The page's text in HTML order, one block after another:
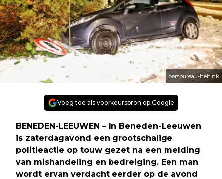
persbureau-heitink
Voeg toe als voorkeursbron op Google
BENEDEN-LEEUWEN – In Beneden-Leeuwen
is zaterdagavond een grootschalige
politieactie op touw gezet na een melding
van mishandeling en bedreiging. Een man
wordt ervan verdacht eerder op de avond